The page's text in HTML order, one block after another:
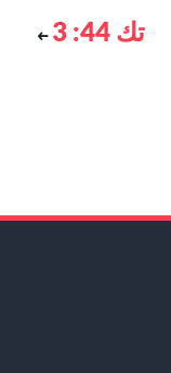
تك 44: 3